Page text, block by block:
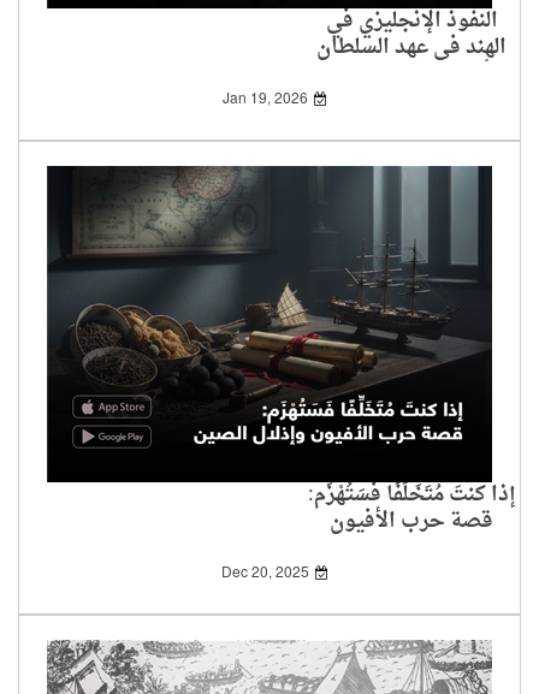
النفوذ الإنجليزي في
الهند في عهد السلطان
Jan 19, 2026
إذا كنتَ مُتَخَلِّفًا فَسَتُهْزَم:
قصة حرب الأفيون
Dec 20, 2025